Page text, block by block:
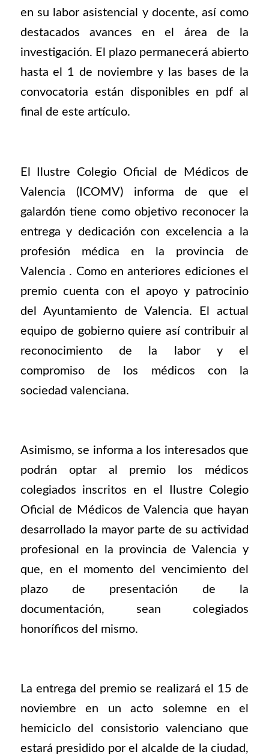
en su labor asistencial y docente, así como
destacados avances en el área de la
investigación. El plazo permanecerá abierto
hasta el 1 de noviembre y las bases de la
convocatoria están disponibles en pdf al
final de este artículo.
El Ilustre Colegio Oficial de Médicos de
Valencia (ICOMV) informa de que el
galardón tiene como objetivo reconocer la
entrega y dedicación con excelencia a la
profesión médica en la provincia de
Valencia . Como en anteriores ediciones el
premio cuenta con el apoyo y patrocinio
del Ayuntamiento de Valencia. El actual
equipo de gobierno quiere así contribuir al
reconocimiento de la labor y el
compromiso de los médicos con la
sociedad valenciana.
Asimismo, se informa a los interesados que
podrán optar al premio los médicos
colegiados inscritos en el Ilustre Colegio
Oficial de Médicos de Valencia que hayan
desarrollado la mayor parte de su actividad
profesional en la provincia de Valencia y
que, en el momento del vencimiento del
plazo de presentación de la
documentación, sean colegiados
honoríficos del mismo.
La entrega del premio se realizará el 15 de
noviembre en un acto solemne en el
hemiciclo del consistorio valenciano que
estará presidido por el alcalde de la ciudad,